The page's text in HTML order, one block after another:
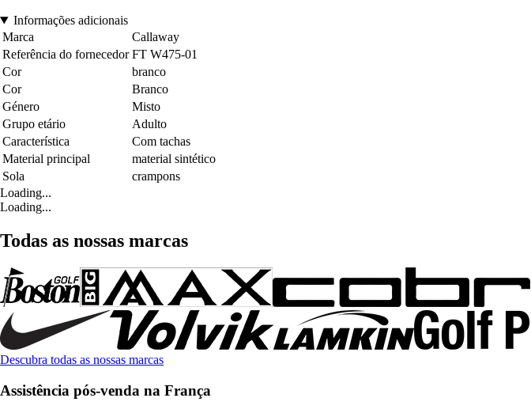
Informações adicionais
Marca
Callaway
Referência do fornecedor FT W475-01
Cor
branco
Cor
Branco
Género
Misto
Grupo etário
Adulto
Característica
Com tachas
Material principal
material sintético
Sola
crampons
Loading...
Loading...
Todas as nossas marcas
Descubra todas as nossas marcas
Assistência pós-venda na França